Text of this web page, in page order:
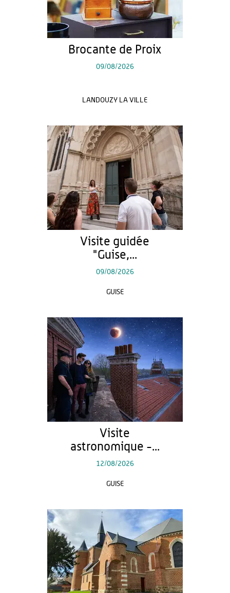
Brocante de Proix
09/08/2026
LANDOUZY LA VILLE
Visite guidée
"Guise,...
09/08/2026
GUISE
Visite
astronomique -...
12/08/2026
GUISE